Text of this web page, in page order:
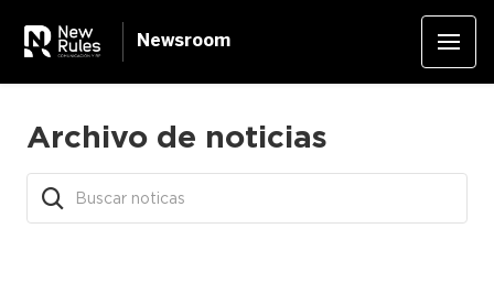
Newsroom
Archivo de noticias